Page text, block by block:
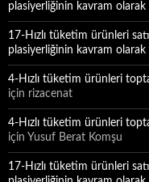
plasiyerliğinin kavram olarak
17-Hızlı tüketim ürünleri
plasiyerliğinin kavram olarak
4-Hızlı tüketim ürünleri
için rizacenat
4-Hızlı tüketim ürünleri
için Yusuf Berat Komşu
17-Hızlı tüketim ürünleri